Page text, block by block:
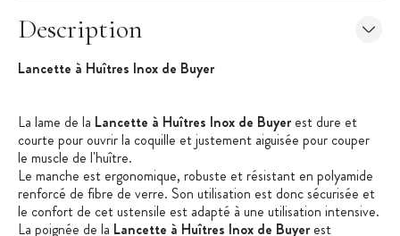
Description
Lancette à Huîtres Inox de Buyer
La lame de la Lancette à Huîtres Inox de Buyerest dure et
courte pour ouvrir la coquille et justement aiguisée pour couper
le muscle de l'huître.
Le manche est ergonomique, robuste et résistant en polyamide
renforcé de fibre de verre. Son utilisation est donc sécurisée et
le confort de cet ustensile est adapté à une utilisation intensive.
La poignée de la Lancette à Huîtres Inox de Buyerest